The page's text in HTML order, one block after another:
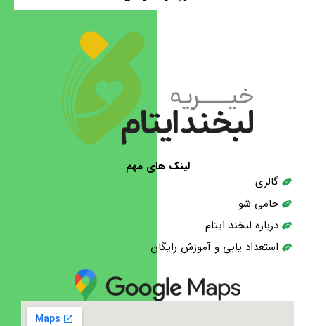
لینک های مهم
گالری
حامی شو
درباره لبخند ایتام
استعداد یابی و آموزش رایگان